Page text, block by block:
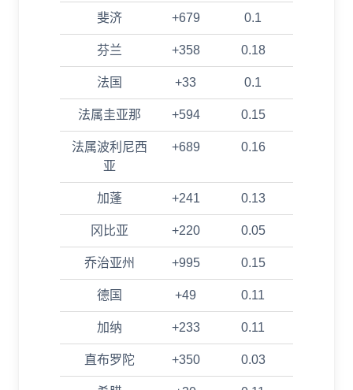
斐济 +679 0.1
芬兰 +358 0.18
法国 +33 0.1
法属圭亚那 +594 0.15
法属波利尼西
亚
+689 0.16
加蓬 +241 0.13
冈比亚 +220 0.05
乔治亚州 +995 0.15
德国 +49 0.11
加纳 +233 0.11
直布罗陀 +350 0.03